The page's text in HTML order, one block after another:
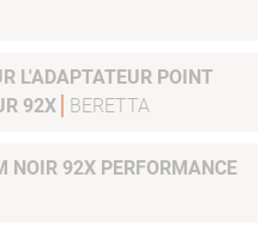
L'ADAPTATEUR POINT
92X
BERETTA
NOIR 92X PERFORMANCE